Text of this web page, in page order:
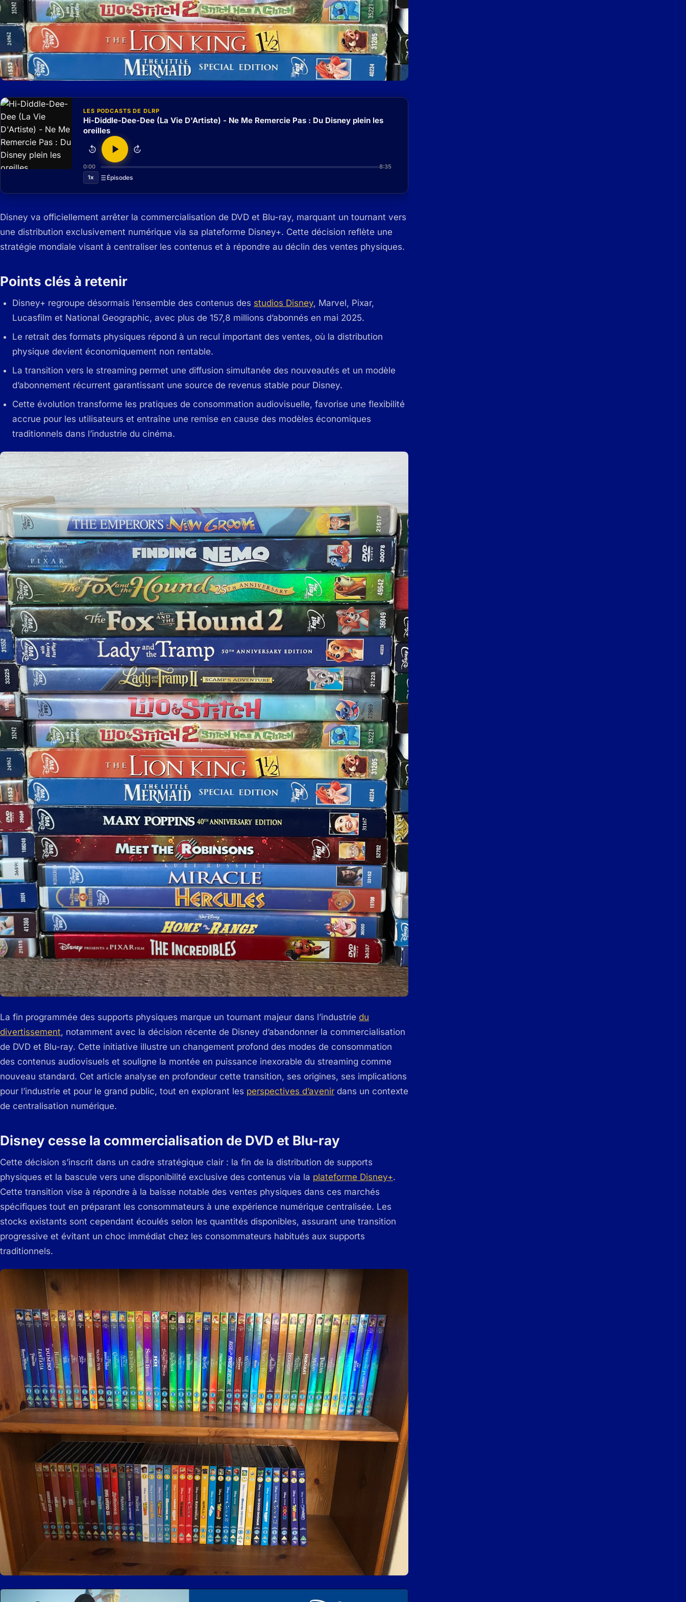
LES PODCASTS DE DLRP
Hi-Diddle-Dee-Dee (La Vie D'Artiste) - Ne Me Remercie Pas : Du Disney plein les
oreilles
15 15
0:00
8:35
1x
Épisodes
Disney va officiellement arrêter la commercialisation de DVD et Blu-ray, marquant un tournant vers
une distribution exclusivement numérique via sa plateforme Disney+. Cette décision reflète une
stratégie mondiale visant à centraliser les contenus et à répondre au déclin des ventes physiques.
Points clés à retenir
Disney+ regroupe désormais l’ensemble des contenus des studios Disney, Marvel, Pixar,
Lucasfilm et National Geographic, avec plus de 157,8 millions d’abonnés en mai 2025.
Le retrait des formats physiques répond à un recul important des ventes, où la distribution
physique devient économiquement non rentable.
La transition vers le streaming permet une diffusion simultanée des nouveautés et un modèle
d’abonnement récurrent garantissant une source de revenus stable pour Disney.
Cette évolution transforme les pratiques de consommation audiovisuelle, favorise une flexibilité
accrue pour les utilisateurs et entraîne une remise en cause des modèles économiques
traditionnels dans l’industrie du cinéma.
La fin programmée des supports physiques marque un tournant majeur dans l’industrie du
divertissement, notamment avec la décision récente de Disney d’abandonner la commercialisation
de DVD et Blu-ray. Cette initiative illustre un changement profond des modes de consommation
des contenus audiovisuels et souligne la montée en puissance inexorable du streaming comme
nouveau standard. Cet article analyse en profondeur cette transition, ses origines, ses implications
pour l’industrie et pour le grand public, tout en explorant les perspectives d’avenir dans un contexte
de centralisation numérique.
Disney cesse la commercialisation de DVD et Blu-ray
Cette décision s’inscrit dans un cadre stratégique clair : la fin de la distribution de supports
physiques et la bascule vers une disponibilité exclusive des contenus via la plateforme Disney+.
Cette transition vise à répondre à la baisse notable des ventes physiques dans ces marchés
spécifiques tout en préparant les consommateurs à une expérience numérique centralisée. Les
stocks existants sont cependant écoulés selon les quantités disponibles, assurant une transition
progressive et évitant un choc immédiat chez les consommateurs habitués aux supports
traditionnels.